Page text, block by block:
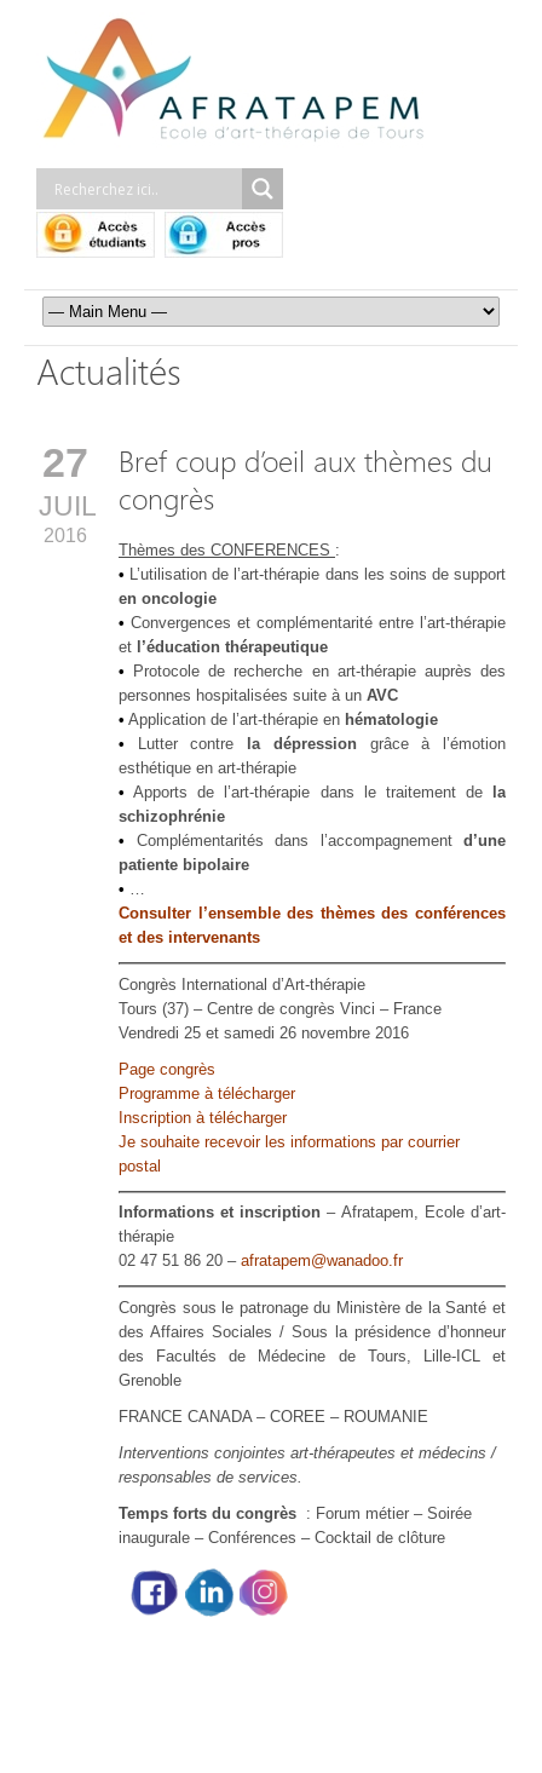
Actualités
27
JUIL
2016
Bref coup d’oeil aux thèmes du
congrès
Thèmes des CONFERENCES :
• L’utilisation de l’art-thérapie dans les soins de support
en oncologie
• Convergences et complémentarité entre l’art-thérapie
et l’éducation thérapeutique
• Protocole de recherche en art-thérapie auprès des
personnes hospitalisées suite à un AVC
• Application de l’art‐thérapie en hématologie
• Lutter contre la dépressiongrâce à l’émotion
esthétique en art-thérapie
• Apports de l’art‐thérapie dans le traitement dela
schizophrénie
• Complémentarités dans l’accompagnement d’une
patiente bipolaire
• …
Consulter l’ensemble des thèmes des conférences
et des intervenants
Congrès International d’Art-thérapie
Tours (37) – Centre de congrès Vinci – France
Vendredi 25 et samedi 26 novembre 2016
Page congrès
Programme à télécharger
Inscription à télécharger
Je souhaite recevoir les informations par courrier
postal
Informations et inscription – Afratapem, Ecole d’art-
thérapie
02 47 51 86 20 – afratapem@wanadoo.fr
Congrès sous le patronage du Ministère de la Santé et
des Affaires Sociales / Sous la présidence d’honneur
des Facultés de Médecine de Tours, Lille-ICL et
Grenoble
FRANCE CANADA – COREE – ROUMANIE
Interventions conjointes art-thérapeutes et médecins /
responsables de services.
Temps forts du congrès : Forum métier – Soirée
inaugurale – Conférences – Cocktail de clôture